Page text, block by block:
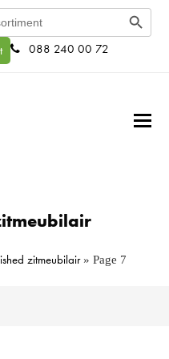
Search Button
088 240 00 72
zitmeubilair» Page 7